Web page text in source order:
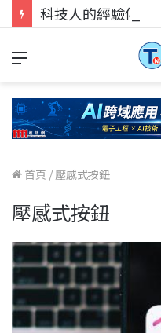
首頁 / 壓感式按鈕
壓感式按鈕